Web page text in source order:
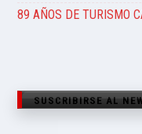
89 AÑOS DE TURISMO
SUSCRIBIRSE AL